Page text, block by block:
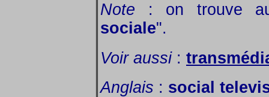
Note : on trouve
sociale".
Voir aussi:
Anglais : social